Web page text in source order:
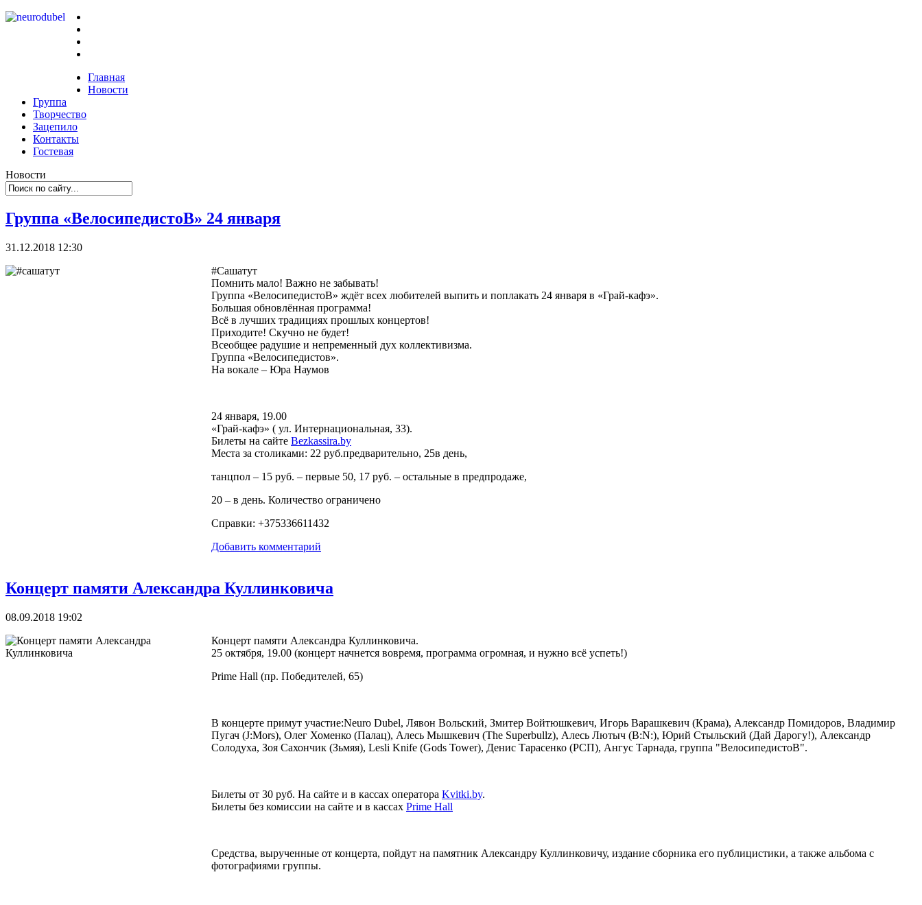
Главная
Новости
Группа
Творчество
Зацепило
Контакты
Гостевая
Новости
Группа «ВелосипедистоВ» 24 января
31.12.2018 12:30
#Сашатут
Помнить мало! Важно не забывать!
Группа «ВелосипедистоВ» ждёт всех любителей выпить и поплакать 24 января в «Грай-кафэ».
Большая обновлённая программа!
Всё в лучших традициях прошлых концертов!
Приходите! Скучно не будет!
Всеобщее радушие и непременный дух коллективизма.
Группа «Велосипедистов».
На вокале – Юра Наумов
24 января, 19.00
«Грай-кафэ» ( ул. Интернациональная, 33).
Билеты на сайте Bezkassira.by
Места за столиками: 22 руб.предварительно, 25в день,
танцпол – 15 руб. – первые 50, 17 руб. – остальные в предпродаже,
20 – в день. Количество ограничено
Справки: +375336611432
Добавить комментарий
Концерт памяти Александра Куллинковича
08.09.2018 19:02
Концерт памяти Александра Куллинковича.
25 октября, 19.00 (концерт начнется вовремя, программа огромная, и нужно всё успеть!)
Prime Hall (пр. Победителей, 65)
В концерте примут участие:Neuro Dubel, Лявон Вольский, Змитер Войтюшкевич, Игорь Варашкевич (Крама), Александр Помидоров, Владимир
Пугач (J:Mors), Олег Хоменко (Палац), Алесь Мышкевич (The Superbullz), Алесь Лютыч (B:N:), Юрий Стыльский (Дай Дарогу!), Александр
Солодуха, Зоя Сахончик (Зьмяя), Lesli Knife (Gods Tower), Денис Тарасенко (РСП), Ангус Тарнада, группа "ВелосипедистоВ".
Билеты от 30 руб. На сайте и в кассах оператора Kvitki.by.
Билеты без комиссии на сайте и в кассах Prime Hall
Средства, вырученные от концерта, пойдут на памятник Александру Куллинковичу, издание сборника его публицистики, а также альбома с
фотографиями группы.